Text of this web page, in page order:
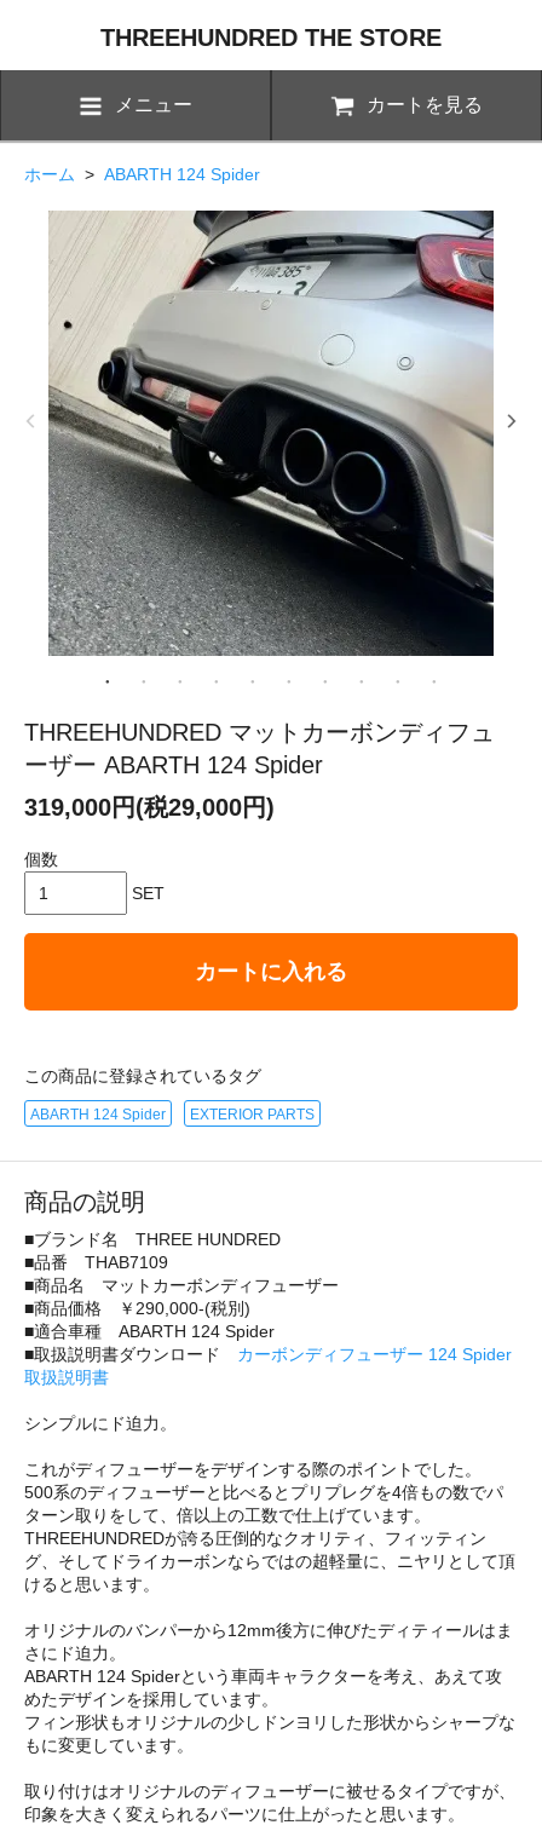
THREEHUNDRED THE STORE
メニュー カートを見る
ホーム > ABARTH 124 Spider
THREEHUNDRED マットカーボンディフュ
ーザー ABARTH 124 Spider
319,000円(税29,000円)
個数
SET
カートに入れる
この商品に登録されているタグ
ABARTH 124 Spider EXTERIOR PARTS
商品の説明
■ブランド名 THREE HUNDRED
■品番 THAB7109
■商品名 マットカーボンディフューザー
■商品価格 ￥290,000-(税別)
■適合車種 ABARTH 124 Spider
■取扱説明書ダウンロード カーボンディフューザー 124 Spider
取扱説明書
シンプルにド迫力。
これがディフューザーをデザインする際のポイントでした。
500系のディフューザーと比べるとプリプレグを4倍もの数でパ
ターン取りをして、倍以上の工数で仕上げています。
THREEHUNDREDが誇る圧倒的なクオリティ、フィッティン
グ、そしてドライカーボンならではの超軽量に、ニヤリとして頂
けると思います。
オリジナルのバンパーから12mm後方に伸びたディティールはま
さにド迫力。
ABARTH 124 Spiderという車両キャラクターを考え、あえて攻
めたデザインを採用しています。
フィン形状もオリジナルの少しドンヨリした形状からシャープな
もに変更しています。
取り付けはオリジナルのディフューザーに被せるタイプですが、
印象を大きく変えられるパーツに仕上がったと思います。